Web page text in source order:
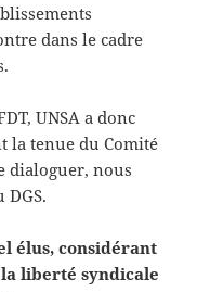
dans le cadre
UNSA a donc
la tenue du Comité
dialoguer, nous
élus, considérant
la liberté syndicale